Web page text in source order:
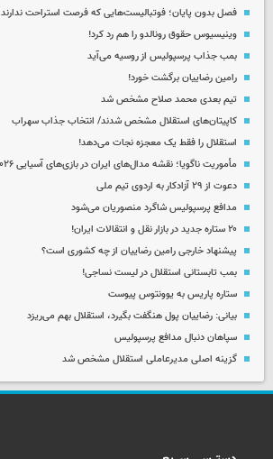
فصل بدون پایان؛ فوتبالیست‌هایی که فرصت استراحت ندارند
وینیسیوس حقوق رونالدو را هم رد کرد!
بمب جذاب پرسپولیس از روسیه می‌آید
رامین رضاییان برگشت خورد!
تیم بعدی محمد صلاح مشخص شد
کاپیتان‌های استقلال مشخص شدند/ انتخاب جذاب سهراب
استقلال را فقط یک معجزه نجات می‌دهد!
مأموریت ناگویا؛ نقشه مدال‌های ایران در بازی‌های آسیایی ۲۰۲۶
دعوت از ۲۹ آزادکار به اردوی تیم ملی
مدافع پرسپولیس شاگرد منصوریان می‌شود
۲۰ ستاره جدید در بازار نقل و انتقالات ایران!
پیشنهاد خارجی رامین رضاییان از چه کشوری است؟
بمب تابستانی استقلال در لیست نساجی!
ستاره پاریس به یوونتوس پیوست
بیانی: رضاییان پول هنگفت بگیرد، استقلال بهم می‌ریزد
سپاهان دنبال مدافع پرسپولیس
گزینه اصلی مدیرعاملی استقلال مشخص شد